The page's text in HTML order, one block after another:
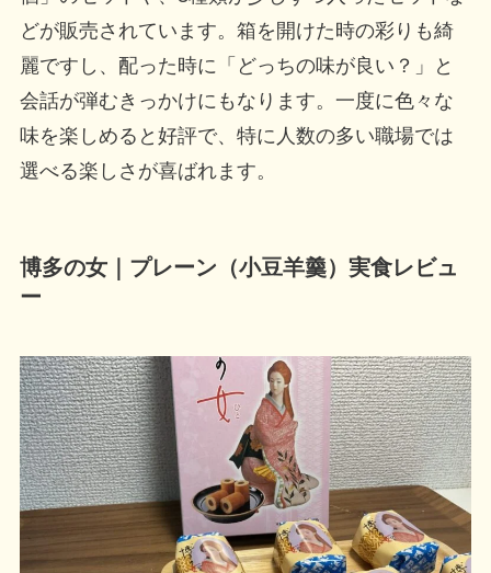
どが販売されています。箱を開けた時の彩りも綺
麗ですし、配った時に「どっちの味が良い？」と
会話が弾むきっかけにもなります。一度に色々な
味を楽しめると好評で、特に人数の多い職場では
選べる楽しさが喜ばれます。
博多の女｜プレーン（小豆羊羹）実食レビュ
ー